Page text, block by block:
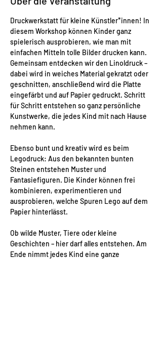
Druckwerkstatt für kleine Künstler*innen! In
diesem Workshop können Kinder ganz
spielerisch ausprobieren, wie man mit
einfachen Mitteln tolle Bilder drucken kann.
Gemeinsam entdecken wir den Linoldruck –
dabei wird in weiches Material gekratzt oder
geschnitten, anschließend wird die Platte
eingefärbt und auf Papier gedruckt. Schritt
für Schritt entstehen so ganz persönliche
Kunstwerke, die jedes Kind mit nach Hause
nehmen kann.
Ebenso bunt und kreativ wird es beim
Legodruck: Aus den bekannten bunten
Steinen entstehen Muster und
Fantasiefiguren. Die Kinder können frei
kombinieren, experimentieren und
ausprobieren, welche Spuren Lego auf dem
Papier hinterlässt.
Ob wilde Muster, Tiere oder kleine
Geschichten – hier darf alles entstehen. Am
Ende nimmt jedes Kind eine ganze